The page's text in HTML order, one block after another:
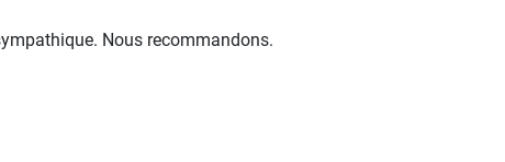
Nous recommandons.